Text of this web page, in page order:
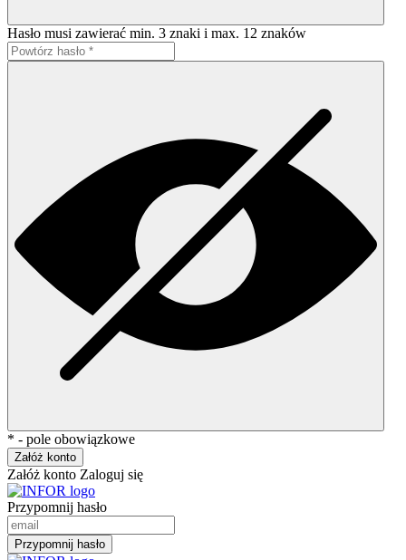
Hasło musi zawierać min. 3 znaki i max. 12 znaków
* - pole obowiązkowe
Załóż konto
Załóż konto Zaloguj się
Przypomnij hasło
Przypomnij hasło